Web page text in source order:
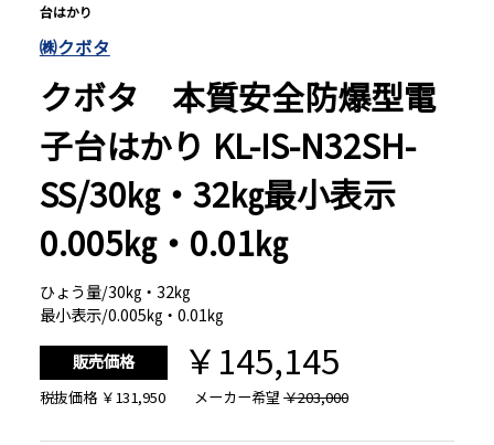
オプション
台はかり
㈱クボタ
クボタ 本質安全防爆型電
子台はかり KL-IS-N32SH-
SS/30㎏・32㎏最小表示
0.005㎏・0.01㎏
ひょう量/30㎏・32㎏
最小表示/0.005㎏・0.01㎏
販売価格 ￥145,145
税抜価格 ￥131,950 メーカー希望￥203,000